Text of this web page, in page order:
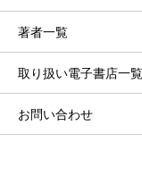
著者一覧
取り扱い電子書店一覧
お問い合わせ